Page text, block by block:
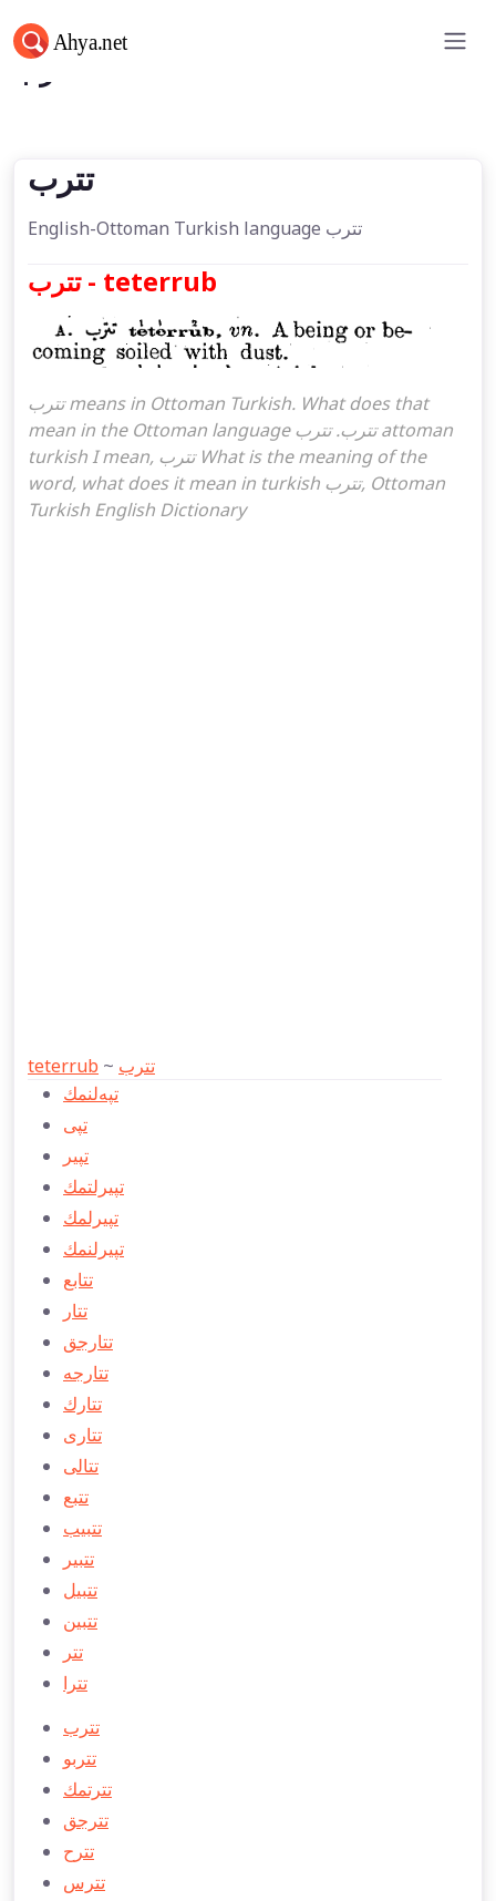
تترب
تترب
English-Ottoman Turkish language تترب
تترب - teterrub
تترب means in Ottoman Turkish. What does that
mean in the Ottoman language تترب. تترب attoman
turkish I mean, تترب What is the meaning of the
word, what does it mean in turkish تترب, Ottoman
Turkish English Dictionary
teterrub ~ تترب
تپه‌لنمك
تپی
تپیر
تپیرلتمك
تپیرلمك
تپیرلنمك
تتابع
تتار
تتارجق
تتارجه
تتارك
تتاری
تتالی
تتبع
تتبیب
تتبیر
تتبیل
تتبین
تتر
تترا
تترب
تتربو
تترتمك
تترجق
تترح
تترس